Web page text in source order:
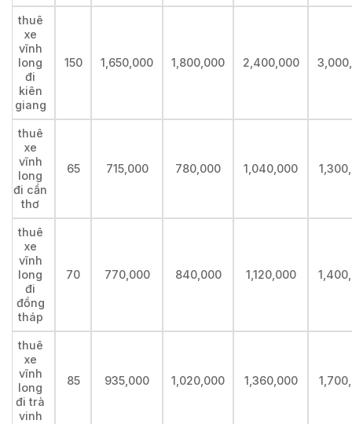
thuê
xe
vĩnh
long
đi
kiên
giang
150 1,650,000 1,800,000 2,400,000
thuê
xe
vĩnh
long
đi cần
thơ
65 715,000 780,000 1,040,000
thuê
xe
vĩnh
long
đi
đồng
tháp
70 770,000 840,000 1,120,000
thuê
xe
vĩnh
long
đi trà
vinh
85 935,000 1,020,000 1,360,000